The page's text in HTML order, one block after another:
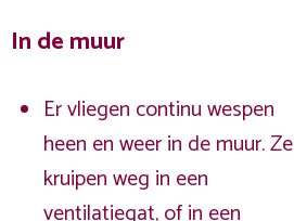
In de muur
Er vliegen continu wespen
heen en weer in de muur. Ze
kruipen weg in een